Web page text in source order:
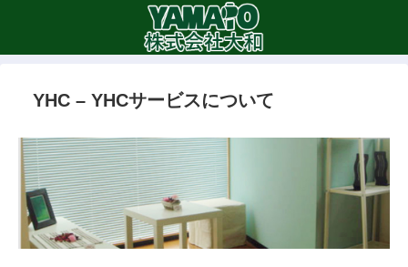
YHC – YHCサービスについて